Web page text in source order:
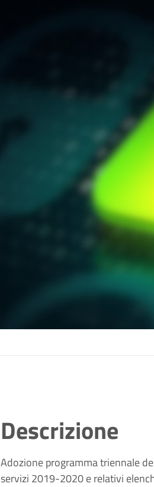
Descrizione
Adozione programma triennale
servizi 2019-2020 e relativi